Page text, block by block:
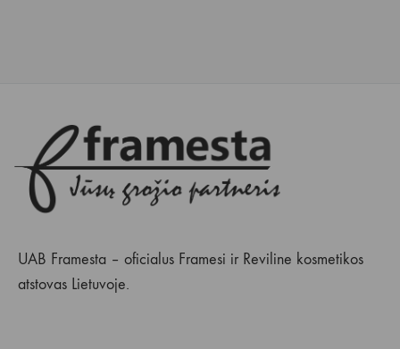
UAB Framesta – oficialus Framesi ir Reviline kosmetikos
atstovas Lietuvoje.